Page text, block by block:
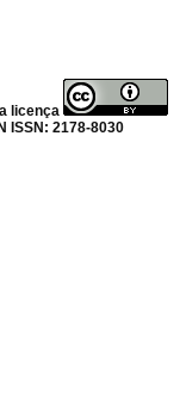
licença
ISSN: 2178-8030